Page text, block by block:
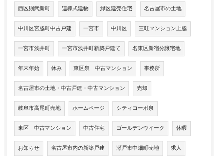
西区則武新町 連棟式建物 緑区建売住宅 名古屋市の土地
中川区宮脇町中古戸建 一宮市 中川区 三旺マンション上脇
一宮市浅井町 一宮市浅井町新築戸建て 名東区新宿分譲宅地
年末年始 休み 東区泉 中古マンション 事務所
名古屋市の土地・中古戸建・中古マンション 売却
岐阜市高尾町売地 ホームページ シティコーポ泉
東区 中古マンション 中古住宅 ゴールデンウイーク 休暇
お知らせ 名古屋市内の新築戸建 瀬戸市中畑町売地 求人